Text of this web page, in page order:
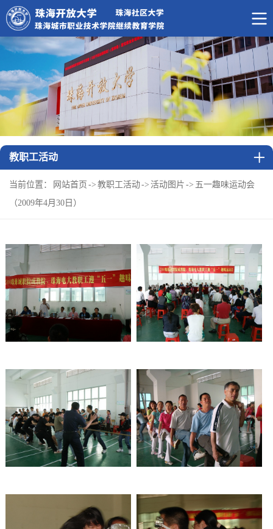
教职工活动
当前位置： 网站首页 -> 教职工活动-> 活动图片 -> 五一趣味运动会
（2009年4月30日）